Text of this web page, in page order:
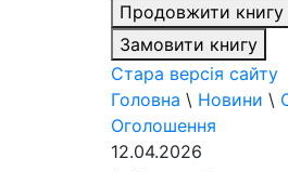
Продовжити книгу
Замовити книгу
Стара версія сайту
Головна \ Новини \
Оголошення
12.04.2026